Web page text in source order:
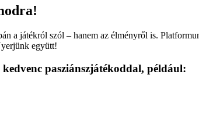
a játékról szól – hanem az élményről is.
együtt!
pasziánszjátékoddal, például: